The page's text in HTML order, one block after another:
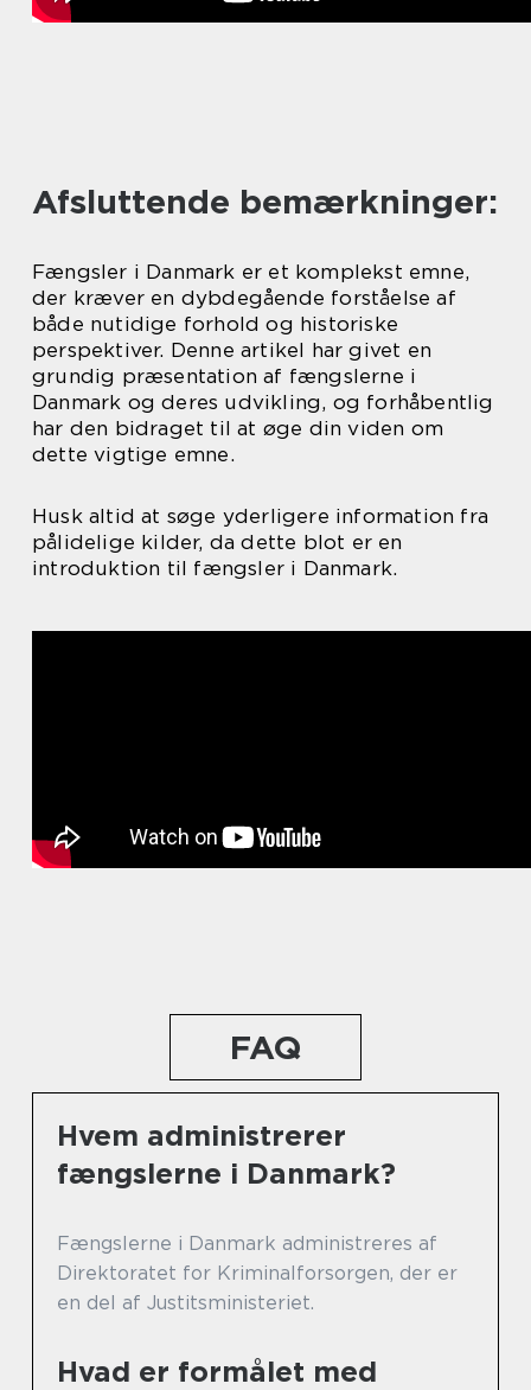
Afsluttende bemærkninger:
Fængsler i Danmark er et komplekst emne,
der kræver en dybdegående forståelse af
både nutidige forhold og historiske
perspektiver. Denne artikel har givet en
grundig præsentation af fængslerne i
Danmark og deres udvikling, og forhåbentlig
har den bidraget til at øge din viden om
dette vigtige emne.
Husk altid at søge yderligere information fra
pålidelige kilder, da dette blot er en
introduktion til fængsler i Danmark.
FAQ
Hvem administrerer
fængslerne i Danmark?
Fængslerne i Danmark administreres af
Direktoratet for Kriminalforsorgen, der er
en del af Justitsministeriet.
Hvad er formålet med